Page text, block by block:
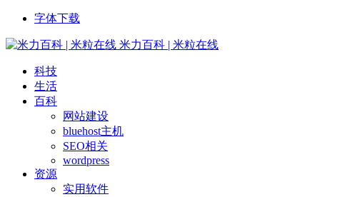
字体下载
米力百科 | 米粒在线
科技
生活
百科
网站建设
bluehost主机
SEO相关
wordpress
资源
实用软件